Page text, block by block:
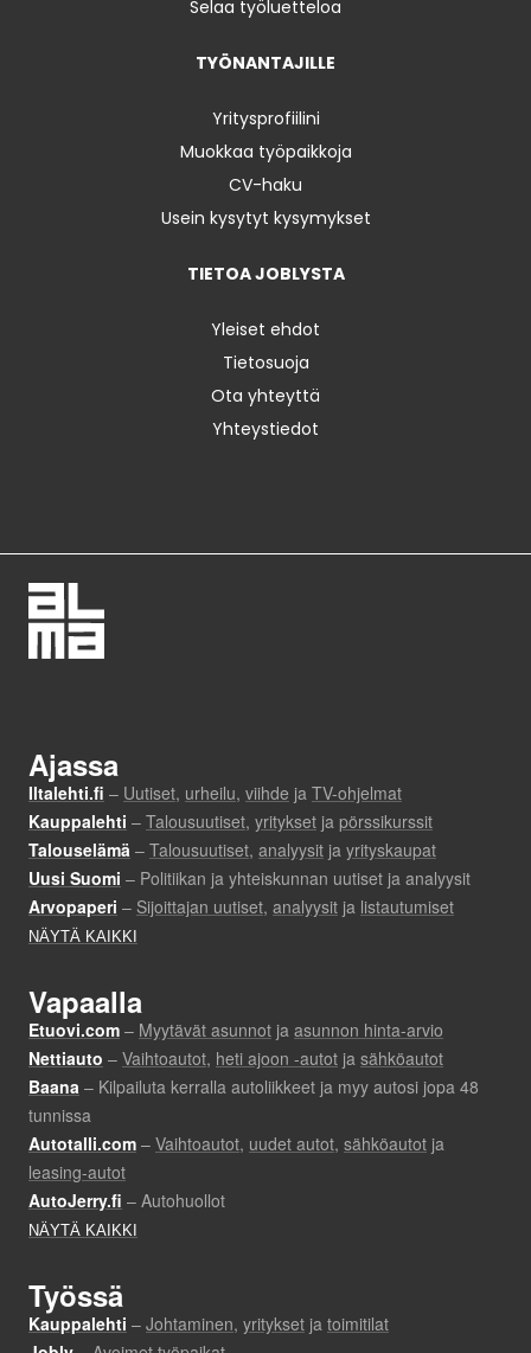
Selaa työluetteloa
TYÖNANTAJILLE
Yritysprofiilini
Muokkaa työpaikkoja
CV-haku
Usein kysytyt kysymykset
TIETOA JOBLYSTA
Yleiset ehdot
Tietosuoja
Ota yhteyttä
Yhteystiedot